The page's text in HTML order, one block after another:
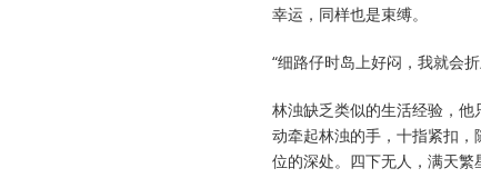
幸运，同样也是束缚。
“细路仔时岛上好闷，我就会
林浊缺乏类似的生活经验，
动牵起林浊的手，十指紧扣
位的深处。四下无人，满天繁